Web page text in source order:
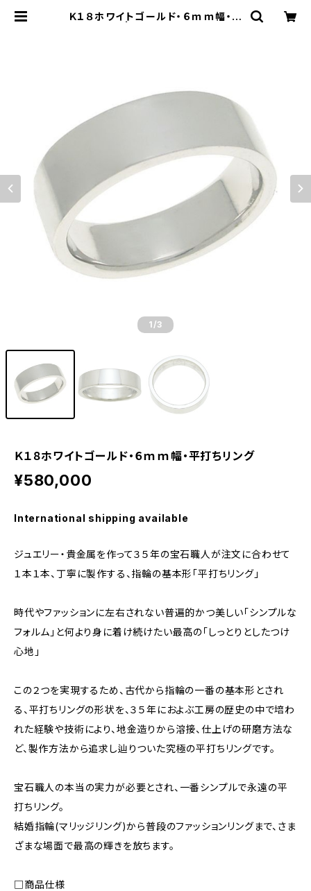
Ｋ１８ホワイトゴールド・６ｍｍ幅・平
1 /3
Ｋ１８ホワイトゴールド・６ｍｍ幅・平打ちリング
¥580,000
International shipping available
ジュエリー・貴金属を作って３５年の宝石職人が注文に合わせて
１本１本、丁寧に製作する、指輪の基本形「平打ちリング」
時代やファッションに左右されない普遍的かつ美しい「シンプルな
フォルム」と何より身に着け続けたい最高の「しっとりとしたつけ
心地」
この２つを実現するため、古代から指輪の一番の基本形とされ
る、平打ちリングの形状を、３５年におよぶ工房の歴史の中で培わ
れた経験や技術により、地金造りから溶接、仕上げの研磨方法な
ど、製作方法から追求し辿りついた究極の平打ちリングです。
宝石職人の本当の実力が必要とされ、一番シンプルで永遠の平
打ちリング。
結婚指輪(マリッジリング)から普段のファッションリングまで、さま
ざまな場面で最高の輝きを放ちます。
□商品仕様